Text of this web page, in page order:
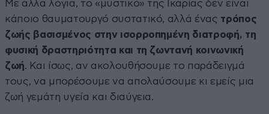
Με άλλα λόγια, το «μυστικό» της Ικαρίας δεν είναι
κάποιο θαυματουργό συστατικό, αλλά ένας τρόπος
ζωής βασισμένος στην ισορροπημένη διατροφή, τη
φυσική δραστηριότητα και τη ζωντανή κοινωνική
ζωή. Και ίσως, αν ακολουθήσουμε το παράδειγμά
τους, να μπορέσουμε να απολαύσουμε κι εμείς μια
ζωή γεμάτη υγεία και διαύγεια.